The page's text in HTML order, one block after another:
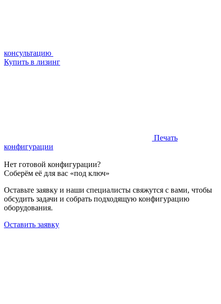
консультацию
Купить в лизинг
Печать
конфигурации
Нет готовой конфигурации?
Соберём её для вас «под ключ»
Оставьте заявку и наши специалисты свяжутся с вами, чтобы
обсудить задачи и собрать подходящую конфигурацию
оборудования.
Оставить заявку